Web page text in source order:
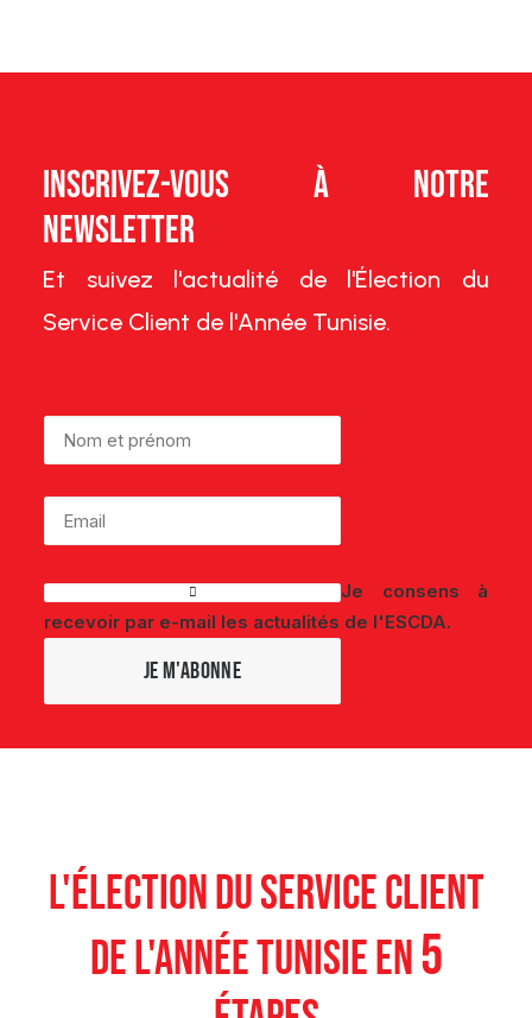
Inscrivez-vous à notre
Newsletter
Et suivez l'actualité de l'Élection du
Service Client de l'Année Tunisie.
Je consens à
recevoir par e-mail les actualités de l'ESCDA.
L'ÉLECTION DU SERVICE CLIENT
DE L'ANNÉE TUNISIE EN5